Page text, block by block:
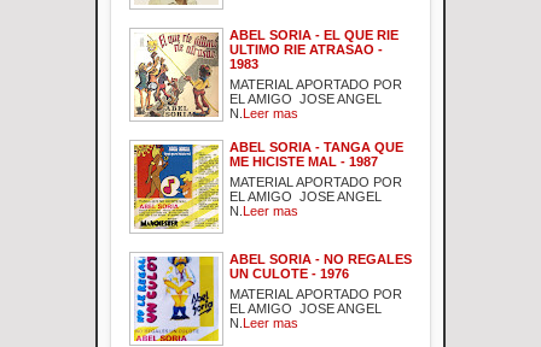
ABEL SORIA - EL QUE RIE
ULTIMO RIE ATRASAO -
1983
MATERIAL APORTADO POR
EL AMIGO JOSE ANGEL
N. Leer mas
ABEL SORIA - TANGA QUE
ME HICISTE MAL - 1987
MATERIAL APORTADO POR
EL AMIGO JOSE ANGEL
N. Leer mas
ABEL SORIA - NO REGALES
UN CULOTE - 1976
MATERIAL APORTADO POR
EL AMIGO JOSE ANGEL
N. Leer mas